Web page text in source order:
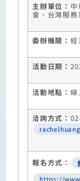
主辦單位： 中
會、台灣服務
委辦機關 ：經
活動日期：
活動地點： 線
洽詢方式：
報名方式：
https://